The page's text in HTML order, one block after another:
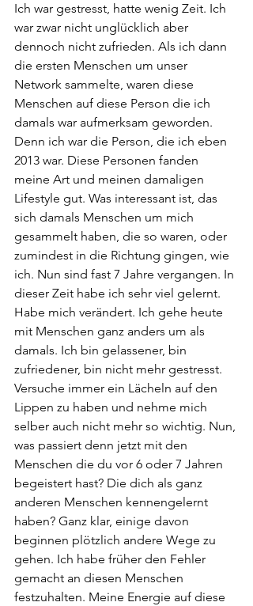
Ich war gestresst, hatte wenig Zeit. Ich
war zwar nicht unglücklich aber
dennoch nicht zufrieden. Als ich dann
die ersten Menschen um unser
Network sammelte, waren diese
Menschen auf diese Person die ich
damals war aufmerksam geworden.
Denn ich war die Person, die ich eben
2013 war. Diese Personen fanden
meine Art und meinen damaligen
Lifestyle gut. Was interessant ist, das
sich damals Menschen um mich
gesammelt haben, die so waren, oder
zumindest in die Richtung gingen, wie
ich. Nun sind fast 7 Jahre vergangen. In
dieser Zeit habe ich sehr viel gelernt.
Habe mich verändert. Ich gehe heute
mit Menschen ganz anders um als
damals. Ich bin gelassener, bin
zufriedener, bin nicht mehr gestresst.
Versuche immer ein Lächeln auf den
Lippen zu haben und nehme mich
selber auch nicht mehr so wichtig. Nun,
was passiert denn jetzt mit den
Menschen die du vor 6 oder 7 Jahren
begeistert hast? Die dich als ganz
anderen Menschen kennengelernt
haben? Ganz klar, einige davon
beginnen plötzlich andere Wege zu
gehen. Ich habe früher den Fehler
gemacht an diesen Menschen
festzuhalten. Meine Energie auf diese